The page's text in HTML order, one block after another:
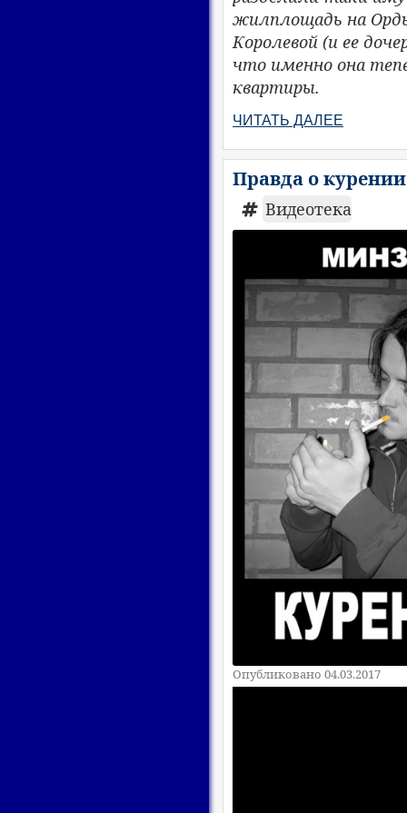
жилплощадь на
Королевой (и ее
что именно она
квартиры.
ЧИТАТЬ ДАЛЕЕ
Правда о
Видеотека
Опубликовано 04.03.2017